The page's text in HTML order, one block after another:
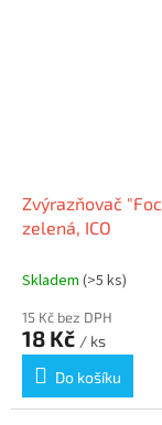
Zvýrazňovač
zelená, ICO
Skladem (>5 ks)
15 Kč bez DPH
18 Kč / ks
Do košíku